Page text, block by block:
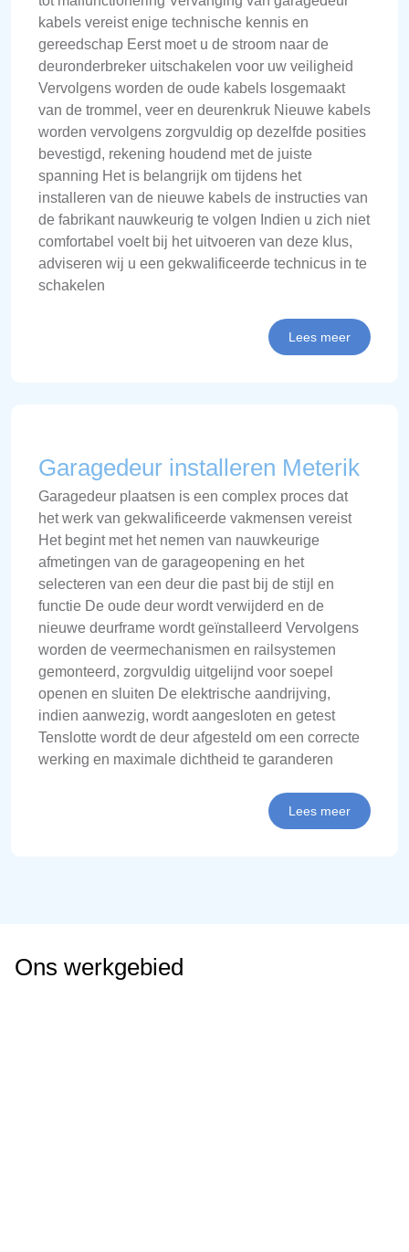
kabels vereist enige technische kennis en
gereedschap Eerst moet u de stroom naar de
deuronderbreker uitschakelen voor uw veiligheid
Vervolgens worden de oude kabels losgemaakt
van de trommel, veer en deurenkruk Nieuwe kabels
worden vervolgens zorgvuldig op dezelfde posities
bevestigd, rekening houdend met de juiste
spanning Het is belangrijk om tijdens het
installeren van de nieuwe kabels de instructies van
de fabrikant nauwkeurig te volgen Indien u zich niet
comfortabel voelt bij het uitvoeren van deze klus,
adviseren wij u een gekwalificeerde technicus in te
schakelen
Lees meer
Garagedeur installeren Meterik
Garagedeur plaatsen is een complex proces dat
het werk van gekwalificeerde vakmensen vereist
Het begint met het nemen van nauwkeurige
afmetingen van de garageopening en het
selecteren van een deur die past bij de stijl en
functie De oude deur wordt verwijderd en de
nieuwe deurframe wordt geïnstalleerd Vervolgens
worden de veermechanismen en railsystemen
gemonteerd, zorgvuldig uitgelijnd voor soepel
openen en sluiten De elektrische aandrijving,
indien aanwezig, wordt aangesloten en getest
Tenslotte wordt de deur afgesteld om een correcte
werking en maximale dichtheid te garanderen
Lees meer
Ons werkgebied